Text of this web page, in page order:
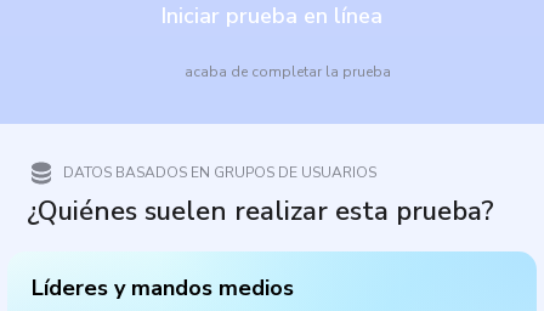
Iniciar prueba en línea
acaba de completar la prueba
DATOS BASADOS EN GRUPOS DE USUARIOS
¿Quiénes suelen realizar esta prueba?
Líderes y mandos medios